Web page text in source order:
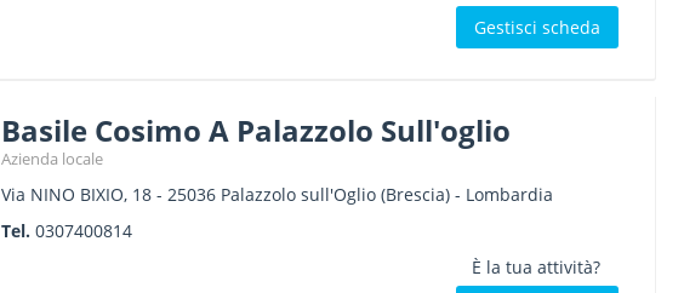
Gestisci scheda
Basile Cosimo A Palazzolo Sull'oglio
Azienda locale
Via NINO BIXIO, 18- 25036 Palazzolo sull'Oglio(Brescia) - Lombardia
Tel. 0307400814
È la tua attività?